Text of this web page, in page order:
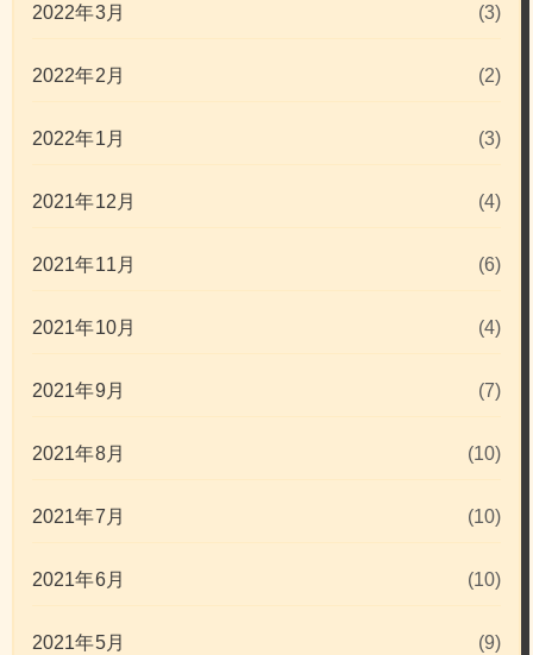
2022年3月 (3)
2022年2月 (2)
2022年1月 (3)
2021年12月 (4)
2021年11月 (6)
2021年10月 (4)
2021年9月 (7)
2021年8月 (10)
2021年7月 (10)
2021年6月 (10)
2021年5月 (9)